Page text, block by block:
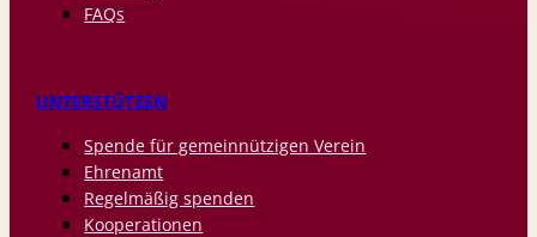
FAQs
UNTERSTÜTZEN
Spende für gemeinnützigen Verein
Ehrenamt
Regelmäßig spenden
Kooperationen